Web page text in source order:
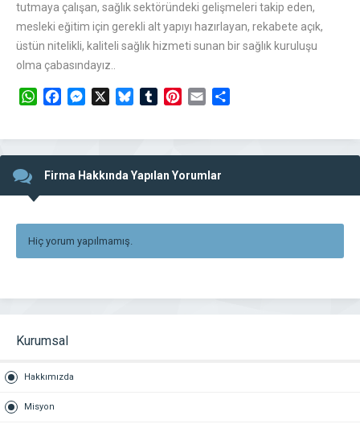
tutmaya çalışan, sağlık sektöründeki gelişmeleri takip eden,
mesleki eğitim için gerekli alt yapıyı hazırlayan, rekabete açık,
üstün nitelikli, kaliteli sağlık hizmeti sunan bir sağlık kuruluşu
olma çabasındayız..
WhatsAppFacebookMessengerBlueskyTumblrPinterest
Email
Firma Hakkında Yapılan Yorumlar
Hiç yorum yapılmamış.
Kurumsal
Hakkımızda
Misyon